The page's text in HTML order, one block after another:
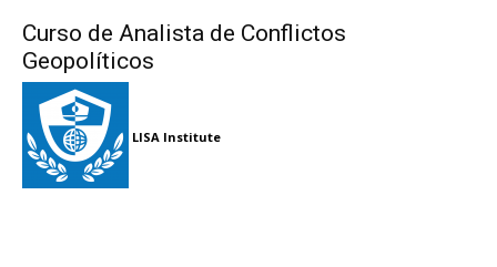
Curso de Analista de Conflictos
Geopolíticos
LISA Institute